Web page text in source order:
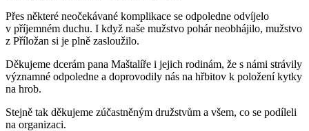
Přes některé neočekávané komplikace se odpoledne odvíjelo
v příjemném duchu. I když naše mužstvo pohár neobhájilo, mužstvo
z Příložan si je plně zasloužilo.
Děkujeme dcerám pana Maštalíře i jejich rodinám, že s námi strávily
významné odpoledne a doprovodily nás na hřbitov k položení kytky
na hrob.
Stejně tak děkujeme zúčastněným družstvům a všem, co se podíleli
na organizaci.